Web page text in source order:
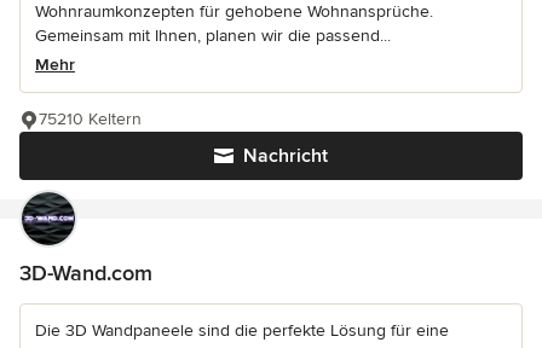
Wohnraumkonzepten für gehobene Wohnansprüche.
Gemeinsam mit Ihnen, planen wir die passend...
Mehr
Nachricht
75210 Keltern
3D-Wand.com
Die 3D Wandpaneele sind die perfekte Lösung für eine